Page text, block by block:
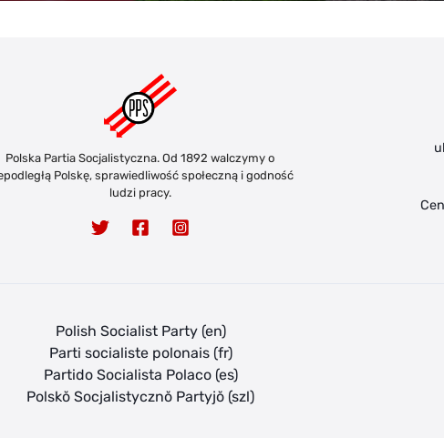
Polska Partia Socjalistyczna. Od 1892 walczymy o
Polskę, sprawiedliwość społeczną i godność
ludzi pracy.
Polish Socialist Party (en)
Parti socialiste polonais (fr)
Partido Socialista Polaco (es)
Polskŏ Socjalistycznŏ Partyjŏ (szl)